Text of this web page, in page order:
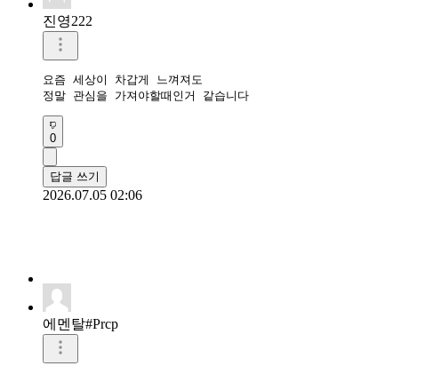
진영222
요즘 세상이 차갑게 느껴져도
정말 관심을 가져야할때인거 같습니다
0
답글 쓰기
2026.07.05 02:06
에멘탈#Prcp